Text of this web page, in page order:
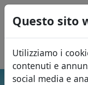
Questo sito
Utilizziamo i
contenuti e
social media e
USD
EUR
GBP